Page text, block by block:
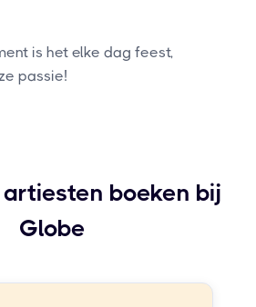
is het elke dag feest,
passie!
boeken bij
Globe